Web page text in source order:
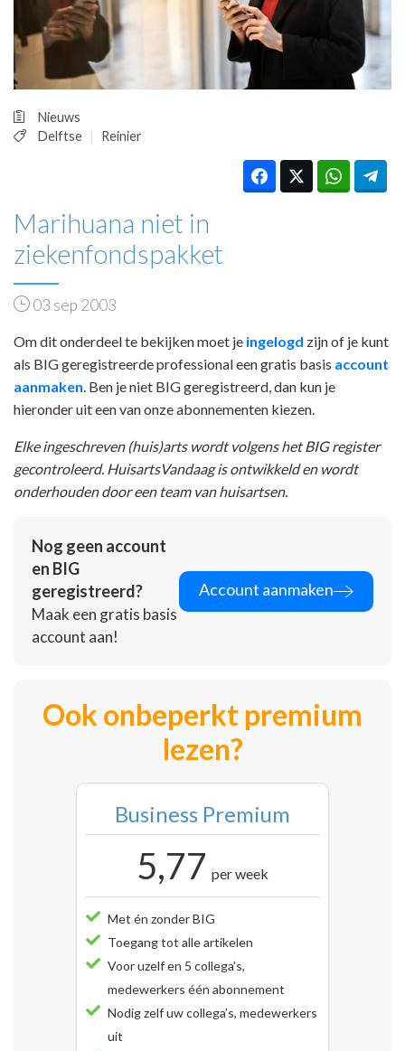
PRAKTIJKZAKEN
TARIEVEN
VPHUISARTSEN
INLOGGEN
Nieuws
Delftse
Reinier
Marihuana niet in
ziekenfondspakket
03 sep 2003
Om dit onderdeel te bekijken moet je ingelogd zijn of je kunt
als BIG geregistreerde professional een gratis basis account
aanmaken . Ben je niet BIG geregistreerd, dan kun je
hieronder uit een van onze abonnementen kiezen.
Elke ingeschreven (huis)arts wordt volgens het BIG register
gecontroleerd. HuisartsVandaag is ontwikkeld en wordt
onderhouden door een team van huisartsen.
Nog geen account
en BIG
geregistreerd?
Maak een gratis basis
account aan!
Account aanmaken
Ook onbeperkt premium
lezen?
Business Premium
5,77 per week
Met én zonder BIG
Toegang tot alle artikelen
Voor uzelf en 5 collega’s,
medewerkers één abonnement
Nodig zelf uw collega’s, medewerkers
uit